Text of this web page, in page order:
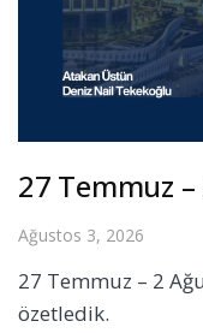
27 Temmuz
Ağustos 3, 2026
27 Temmuz – 2
özetledik.